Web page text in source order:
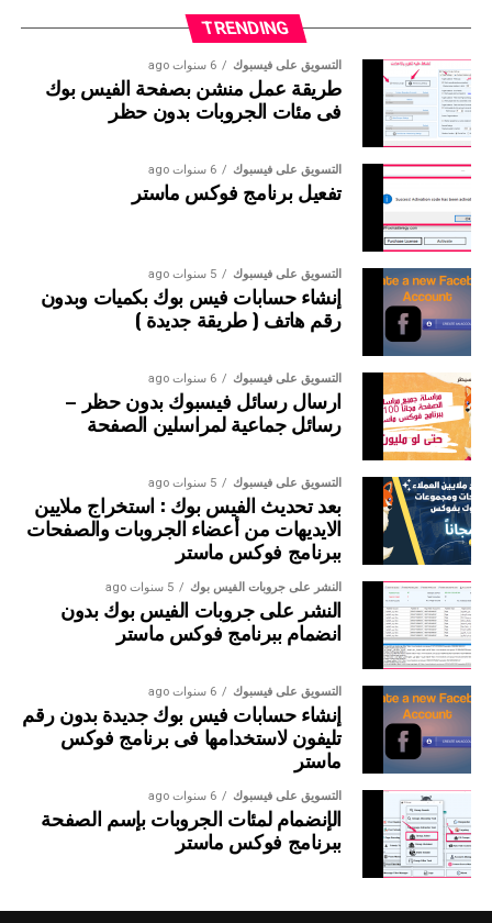
نذهب الى اداة الكومنتات لعمل كومنت اسم الاداة
Comments Manager
نضغط على Add Group سنجد تبويب قد تم فتحه
لنكتب اسم الجروب
نضغط على الجروب ثم نضغط على New
comment سيظهر لنا فى المستطيل الذى بالاسفل
Untitled Comment
نذهب الى المرحلة التاليه فى المستطيل الكبير
نكتب الكومنت + كود المنشن
ناتى بكود المنشن بالضغط على Account
Mentioning
الكود يكون بالشكل التالى @[user]
ثم نقوم بكتابة اسم الكومنت فى المستطيل وعمل
TRENDING
التسويق على فيسبوك 6 سنوات ago
طريقة عمل منشن بصفحة الفيس بوك
فى مئات الجروبات بدون حظر
التسويق على فيسبوك 6 سنوات ago
تفعيل برنامج فوكس ماستر
التسويق على فيسبوك 5 سنوات ago
إنشاء حسابات فيس بوك بكميات وبدون
رقم هاتف ( طريقة جديدة )
التسويق على فيسبوك 6 سنوات ago
ارسال رسائل فيسبوك بدون حظر –
رسائل جماعية لمراسلين الصفحة
التسويق على فيسبوك 5 سنوات ago
بعد تحديث الفيس بوك : استخراج ملايين
الايديهات من أعضاء الجروبات والصفحات
ببرنامج فوكس ماستر
النشر على جروبات الفيس بوك 5 سنوات ago
النشر على جروبات الفيس بوك بدون
انضمام ببرنامج فوكس ماستر
التسويق على فيسبوك 6 سنوات ago
إنشاء حسابات فيس بوك جديدة بدون رقم
تليفون لاستخدامها فى برنامج فوكس
ماستر
التسويق على فيسبوك 6 سنوات ago
الإنضمام لمئات الجروبات بإسم الصفحة
ببرنامج فوكس ماستر